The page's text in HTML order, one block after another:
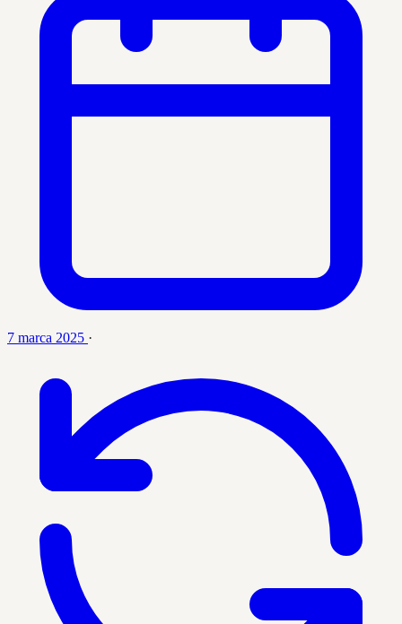
7 marca 2025 ·